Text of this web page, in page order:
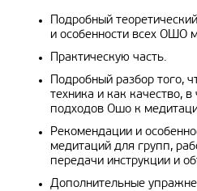
Подробный
и особенности всех ОШО
Практическую часть.
Подробный разбор того,
техника и как качество,
подходов Ошо к
Рекомендации и
медитаций для групп,
передачи инструкции и
Дополнительные